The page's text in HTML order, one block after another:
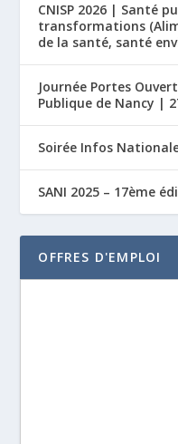
CNISP 2026 | Santé
transformations
de la santé, santé
Journée Portes
Publique de Nancy |
Soirée Infos
SANI 2025 – 17ème
OFFRES D'EMPLOI